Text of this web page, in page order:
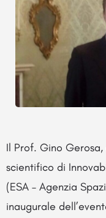
Il Prof. Gino
scientifico di
(ESA – Agenzia
inaugurale